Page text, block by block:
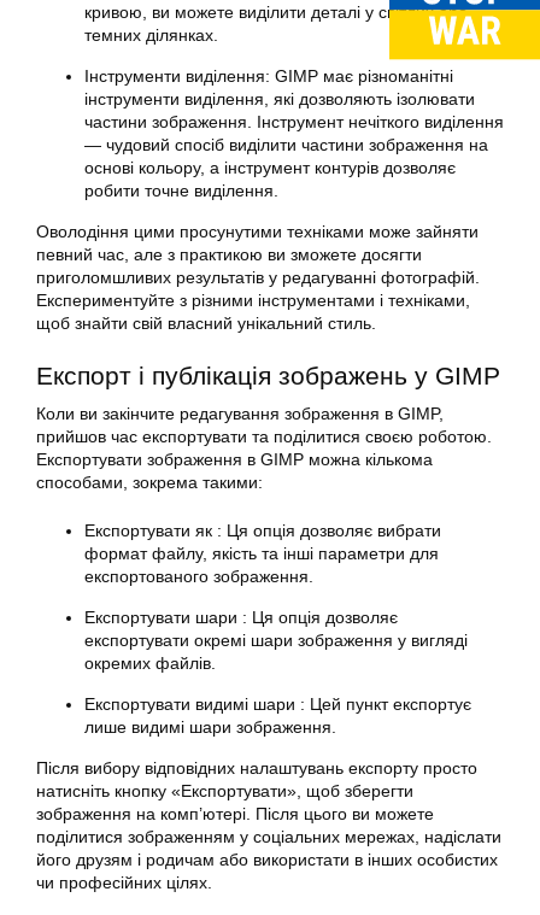
кривою, ви можете виділити деталі у світлих або
темних ділянках.
Інструменти виділення: GIMP має різноманітні
інструменти виділення, які дозволяють ізолювати
частини зображення. Інструмент нечіткого виділення
— чудовий спосіб виділити частини зображення на
основі кольору, а інструмент контурів дозволяє
робити точне виділення.
Оволодіння цими просунутими техніками може зайняти
певний час, але з практикою ви зможете досягти
приголомшливих результатів у редагуванні фотографій
Експериментуйте з різними інструментами і техніками,
щоб знайти свій власний унікальний стиль.
Експорт і публікація зображень у GIMP
Коли ви закінчите редагування зображення в GIMP,
прийшов час експортувати та поділитися своєю роботою.
Експортувати зображення в GIMP можна кількома
способами, зокрема такими:
Експортувати як : Ця опція дозволяє вибрати
формат файлу, якість та інші параметри для
експортованого зображення.
Експортувати шари : Ця опція дозволяє
експортувати окремі шари зображення у вигляді
окремих файлів.
Експортувати видимі шари : Цей пункт експортує
лише видимі шари зображення.
Після вибору відповідних налаштувань експорту просто
натисніть кнопку «Експортувати», щоб зберегти
зображення на комп’ютері. Після цього ви можете
поділитися зображенням у соціальних мережах, надіслати
його друзям і родичам або використати в інших особистих
чи професійних цілях.